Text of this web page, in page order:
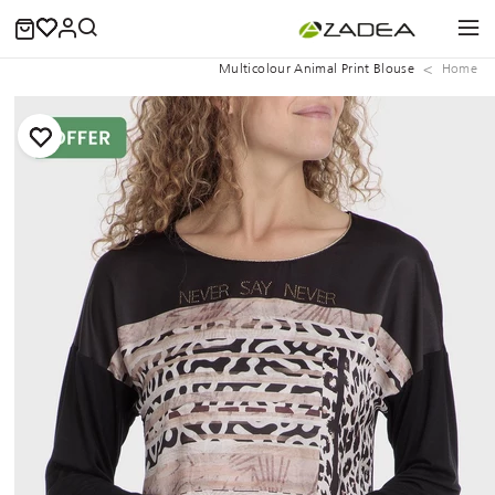
Home
Multicolour Animal Print Blouse